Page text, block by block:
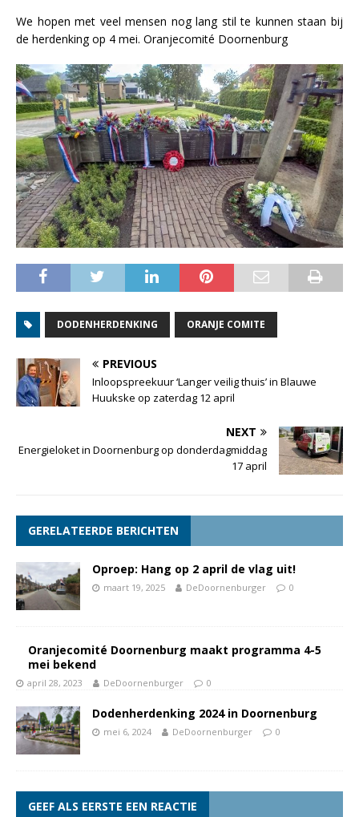
We hopen met veel mensen nog lang stil te kunnen staan bij
de herdenking op 4 mei. Oranjecomité Doornenburg
DODENHERDENKING ORANJE COMITE
PREVIOUS
Inloopspreekuur ‘Langer veilig thuis’ in Blauwe
Huukske op zaterdag 12 april
NEXT
Energieloket in Doornenburg op donderdagmiddag
17 april
GERELATEERDE BERICHTEN
Oproep: Hang op 2 april de vlag uit!
maart 19, 2025 DeDoornenburger 0
Oranjecomité Doornenburg maakt programma 4-5
mei bekend
april 28, 2023 DeDoornenburger 0
Dodenherdenking 2024 in Doornenburg
mei 6, 2024 DeDoornenburger 0
GEEF ALS EERSTE EEN REACTIE